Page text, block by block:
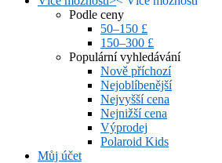
Podle ceny
50–150 £
150–300 £
Populární vyhledávání
Nově příchozí
Nejoblíbenější
Nejvyšší cena
Nejnižší cena
Výprodej
Polaroid Kids
Můj účet